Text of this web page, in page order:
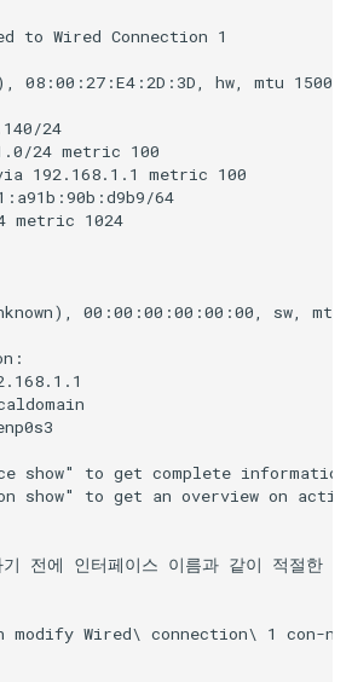
to Wired Connection 1
08:00:27:E4:2D:3D, hw, mtu 1500
24
24 metric 100
192.168.1.1 metric 100
64
metric 1024
00:00:00:00:00:00, sw, mtu
show" to get complete information
show" to get an overview on
기 전에 인터페이스 이름과 같이 적절
modify Wired\ connection\ 1 con-